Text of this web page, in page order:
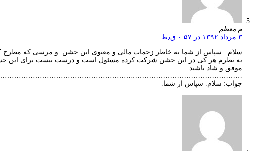
م.معظم
۳ مرداد ۱۳۹۲ در ۰:۵۷ ق٫ظ
سلام . سپاس از شما به خاطر زحمات مالی و معنوی این جشن .و مرسی که مطرح
به نظرم هر کی در این جشن شرکت کرده مسئول است و درست نیست برای این جشن و
موفق و شاد باشید
جواب: سلام. سپاس از شما.